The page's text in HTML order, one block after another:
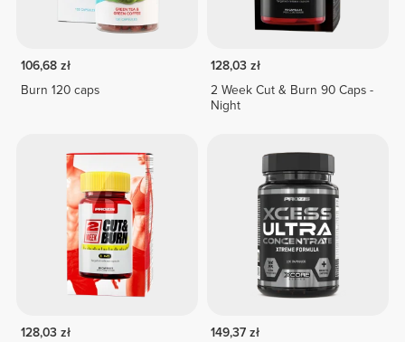
106,68 zł
Burn 120 caps
128,03 zł
2 Week Cut & Burn 90 Caps -
Night
128,03 zł
149,37 zł